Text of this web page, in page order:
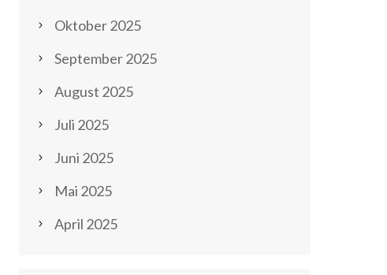
Oktober 2025
September 2025
August 2025
Juli 2025
Juni 2025
Mai 2025
April 2025